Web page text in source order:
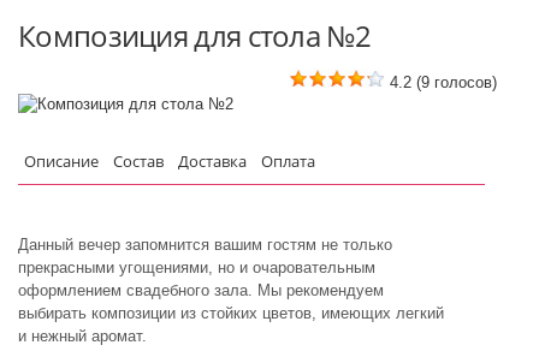
Композиция для стола №2
4.2 (9 голосов)
Описание Состав Доставка Оплата
Данный вечер запомнится вашим гостям не только
прекрасными угощениями, но и очаровательным
оформлением свадебного зала. Мы рекомендуем
выбирать композиции из стойких цветов, имеющих легкий
и нежный аромат.